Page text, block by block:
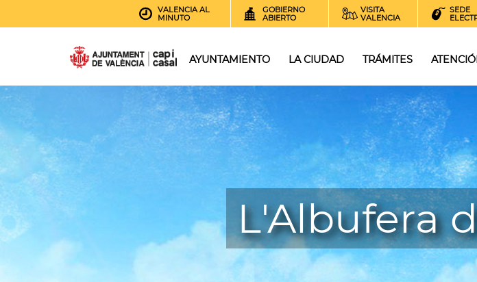
VALENCIA AL
MINUTO
GOBIERNO
ABIERTO
VISITA
VALENCIA
SEDE
AYUNTAMIENTO LA CIUDAD TRÁMITES
L'Albufera